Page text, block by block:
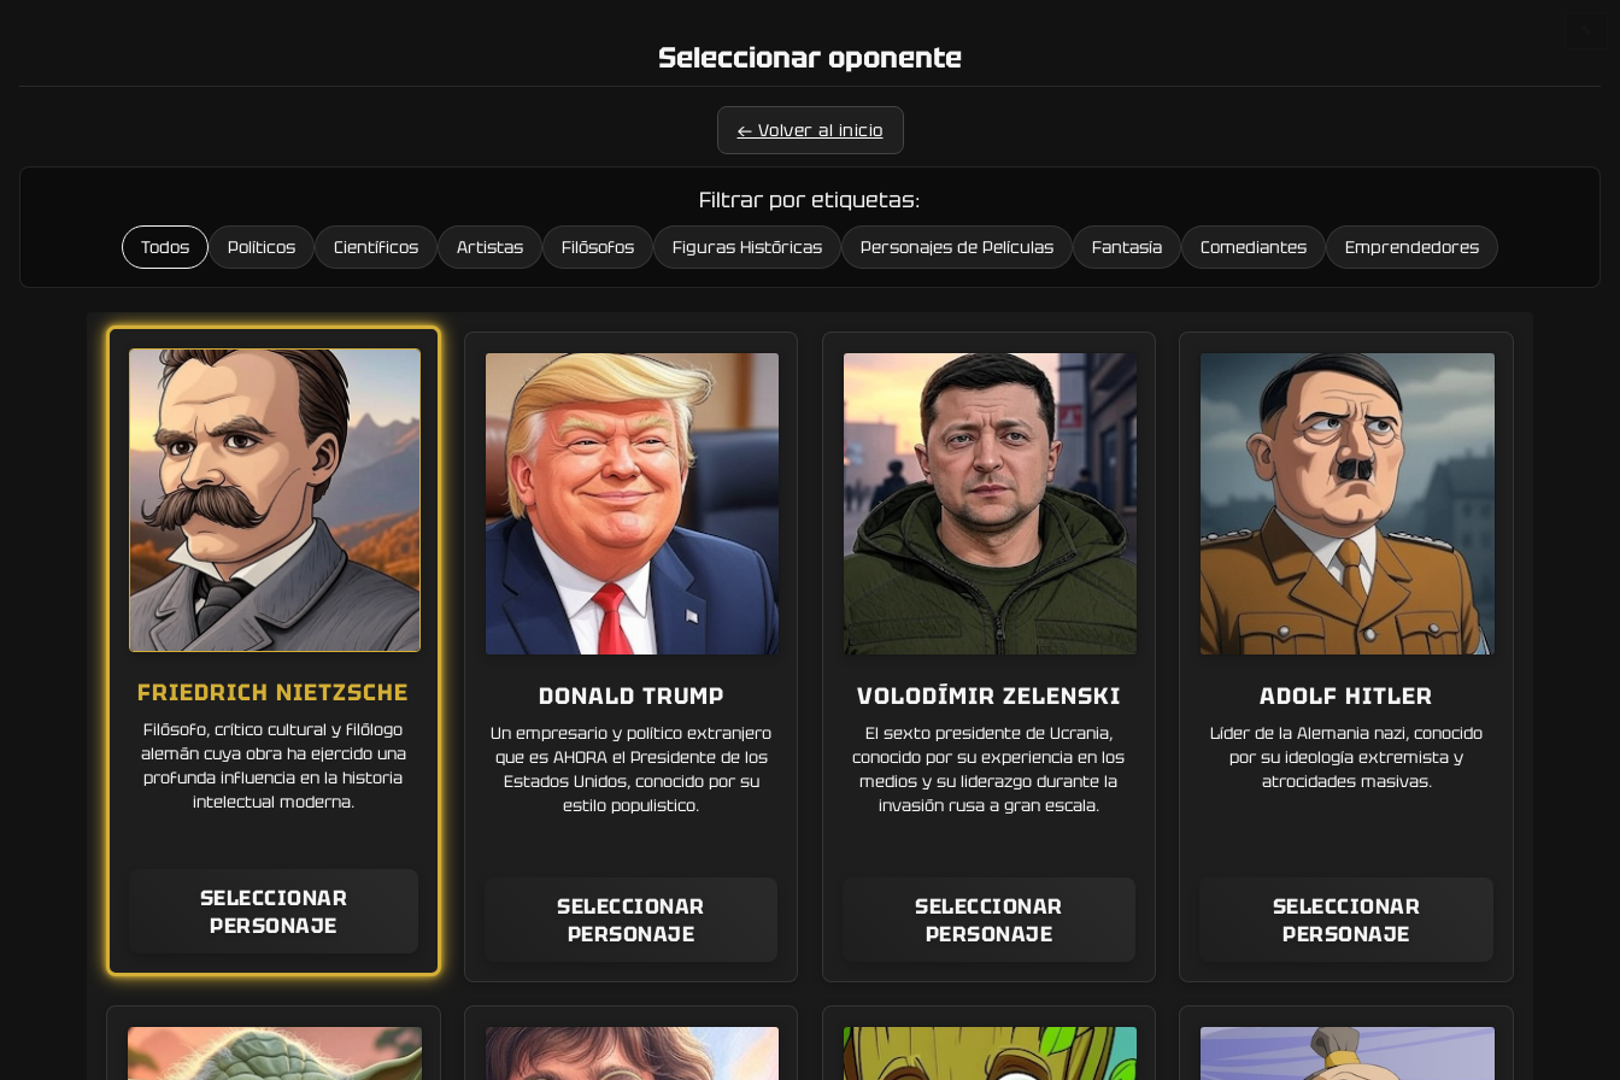
Seleccionar oponente
← Volver al inicio
Filtrar por etiquetas:
Todos Políticos Científicos Artistas Filósofos Figuras Históricas Personajes de Películas Fantasía Comediantes Emprendedores
FRIEDRICH NIETZSCHE
Filósofo, crítico cultural y filólogo
alemán cuya obra ha ejercido una
profunda influencia en la historia
intelectual moderna.
SELECCIONAR
PERSONAJE
DONALD TRUMP
Un empresario y político extranjero
que es AHORA el Presidente de los
Estados Unidos, conocido por su
estilo populistico.
SELECCIONAR
PERSONAJE
VOLODÍMIR ZELENSKI
El sexto presidente de Ucrania,
conocido por su experiencia en los
medios y su liderazgo durante la
invasión rusa a gran escala.
SELECCIONAR
PERSONAJE
ADOLF HITLER
Líder de la Alemania nazi, conocido
por su ideología extremista y
atrocidades masivas.
SELECCIONAR
PERSONAJE